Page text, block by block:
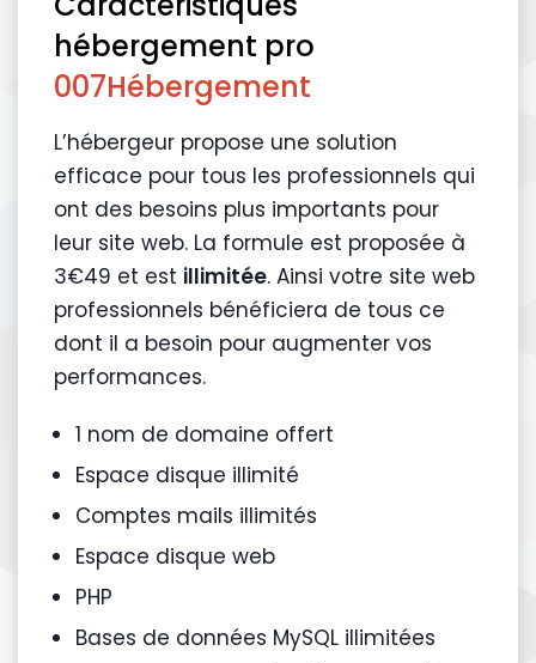
hébergement pro
007Hébergement
L’hébergeur propose une solution
efficace pour tous les professionnels qui
ont des besoins plus importants pour
leur site web. La formule est proposée à
3€49 et est illimitée. Ainsi votre site web
professionnels bénéficiera de tous ce
dont il a besoin pour augmenter vos
performances.
1 nom de domaine offert
Espace disque illimité
Comptes mails illimités
Espace disque web
PHP
Bases de données MySQL illimitées